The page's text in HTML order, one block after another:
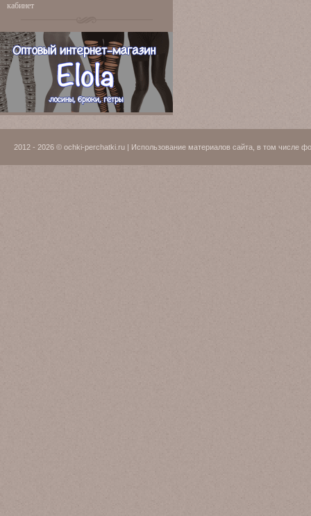
кабинет
2012 - 2026 © ochki-perchatki.ru | Использование материалов сайта, в том числе